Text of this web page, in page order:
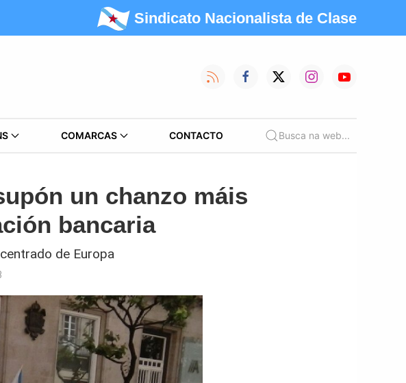
Sindicato Nacionalista de Clase
COMARCAS CONTACTO Busca na web...
un chanzo máis
bancaria
de Europa